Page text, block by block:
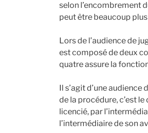
selon l’encombrement
peut être beaucoup
Lors de l’audience de
est composé de deux
quatre assure la
Il s’agit d’une
de la procédure, c’est
licencié, par
l’intermédiaire de son